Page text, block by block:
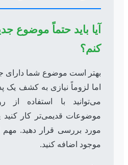
آیا باید حتماً موضوع
کنم؟
بهتر است موضوع شما دارای
اما لزوماً نیازی به کشف یک
می‌توانید با استفاده
موضوعات قدیمی‌تر کار کنید
مورد بررسی قرار دهید.
موجود اضافه کنید.